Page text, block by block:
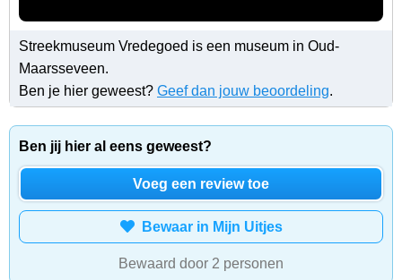
Streekmuseum Vredegoed is een museum in Oud-
Maarsseveen.
Ben je hier geweest? Geef dan jouw beoordeling.
Ben jij hier al eens geweest?
Voeg een review toe
Bewaar in Mijn Uitjes
Bewaard door 2 personen